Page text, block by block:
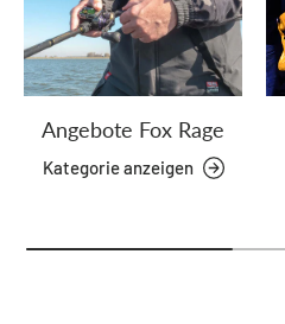
Angebote Fox Rage
Kategorie anzeigen